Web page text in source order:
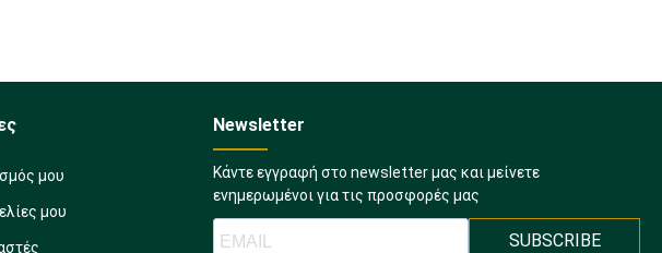
μου
μου
Newsletter
Κάντε εγγραφή στο newsletter μας και μείνετε
ενημερωμένοι για τις προσφορές μας
SUBSCRIBE